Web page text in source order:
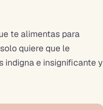
te alimentas para
quiere que le
indigna e insignificante y